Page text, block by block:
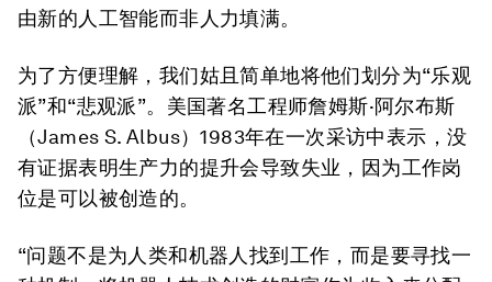
由新的人工智能而非人力填满。
为了方便理解，我们姑且简单地将他们划分为“乐观
派”和“悲观派”。美国著名工程师詹姆斯·阿尔布斯
（James S. Albus）1983年在一次采访中表示，没
有证据表明生产力的提升会导致失业，因为工作岗
位是可以被创造的。
“问题不是为人类和机器人找到工作，而是要寻找一